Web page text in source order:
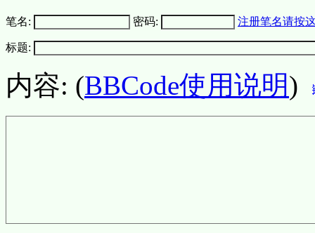
笔名: 密码: 注册笔名请按
标题:
内容: (BBCode使用说明)